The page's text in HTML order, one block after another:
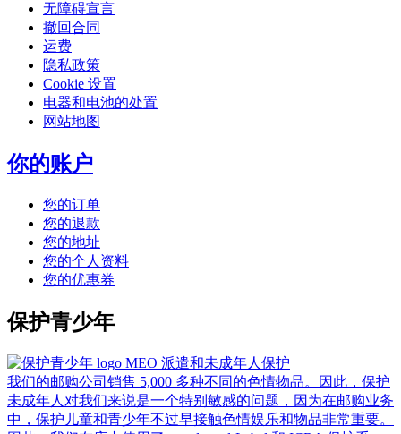
无障碍宣言
撤回合同
运费
隐私政策
Cookie 设置
电器和电池的处置
网站地图
你的账户
您的订单
您的退款
您的地址
您的个人资料
您的优惠券
保护青少年
MEO 派遣和未成年人保护
我们的邮购公司销售 5,000 多种不同的色情物品。因此，保护
未成年人对我们来说是一个特别敏感的问题，因为在邮购业务
中，保护儿童和青少年不过早接触色情娱乐和物品非常重要。